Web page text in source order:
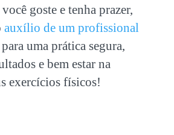
goste e tenha prazer,
auxílio de um profissional
para uma prática segura,
e bem estar na
exercícios físicos!